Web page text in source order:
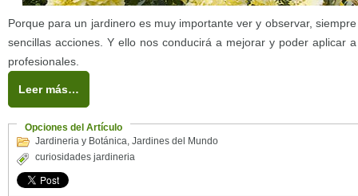
Porque para un jardinero es muy importante ver y observar,
sencillas acciones. Y ello nos conducirá a mejorar y poder aplicar
profesionales.
Leer más…
Opciones del Artículo
Jardineria y Botánica, Jardines del Mundo
curiosidades jardineria